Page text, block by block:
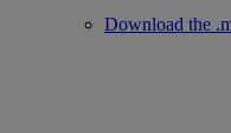
Download the